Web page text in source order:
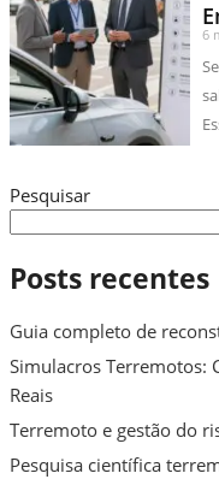
6
Pesquisar
Posts recentes
Guia completo de
Simulacros Terremotos:
Reais
Terremoto e gestão do
Pesquisa científica